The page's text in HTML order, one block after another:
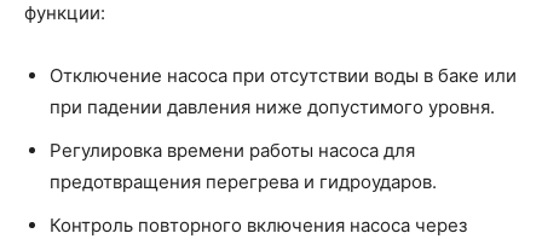
функции:
Отключение насоса при отсутствии воды в баке или
при падении давления ниже допустимого уровня.
Регулировка времени работы насоса для
предотвращения перегрева и гидроударов.
Контроль повторного включения насоса через